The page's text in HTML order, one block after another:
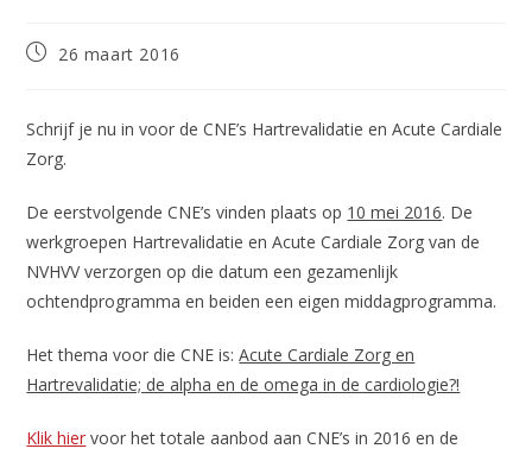
Bericht26 maart 2016
Schrijf je nu in voor de CNE’s Hartrevalidatie en Acute Cardiale
Zorg.
De eerstvolgende CNE’s vinden plaats op 10 mei 2016. De
werkgroepen Hartrevalidatie en Acute Cardiale Zorg van de
NVHVV verzorgen op die datum een gezamenlijk
ochtendprogramma en beiden een eigen middagprogramma.
Het thema voor die CNE is:Acute Cardiale Zorg en
Hartrevalidatie; de alpha en de omega in de cardiologie?!
Klik hier voor het totale aanbod aan CNE’s in 2016 en de